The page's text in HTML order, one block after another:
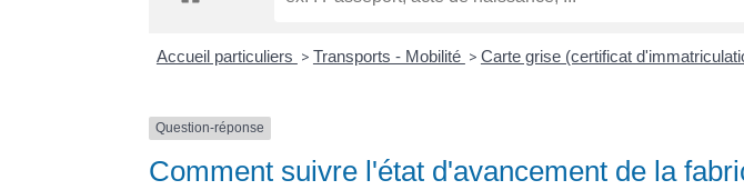
Accueil particuliers > Transports - Mobilité > Carte grise (certificat
Question-réponse
Comment suivre l'état d'avancement de la